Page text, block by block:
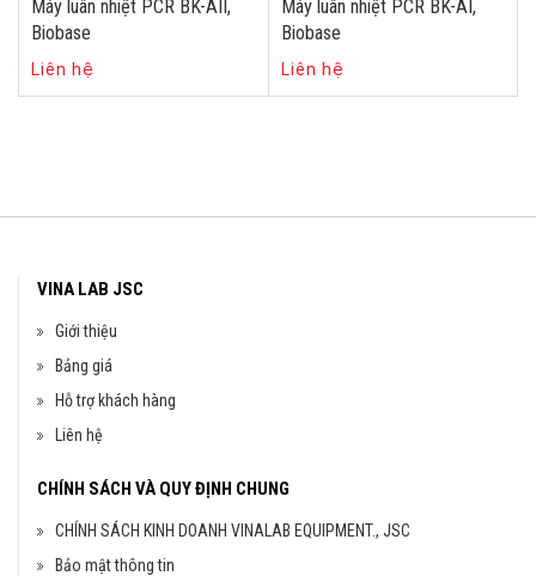
Máy luân nhiệt PCR BK-AII,
Biobase
Liên hệ
Máy luân nhiệt PCR BK-AI,
Biobase
Liên hệ
VINA LAB JSC
Giới thiệu
Bảng giá
Hỗ trợ khách hàng
Liên hệ
CHÍNH SÁCH VÀ QUY ĐỊNH CHUNG
CHÍNH SÁCH KINH DOANH VINALAB EQUIPMENT., JSC
Bảo mật thông tin